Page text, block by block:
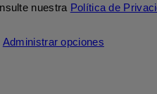
nuestra Política de
Administrar opciones